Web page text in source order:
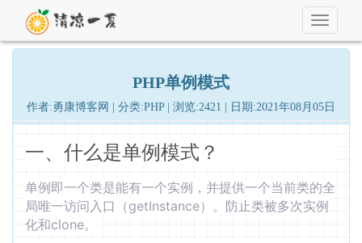
Toggle
PHP单例模式
作者:勇康博客网 | 分类:PHP | 浏览:2421 | 日期:2021年08月05日
一、什么是单例模式？
单例即一个类是能有一个实例，并提供一个当前类的全
局唯一访问入口（getInstance）。防止类被多次实例
化和clone。